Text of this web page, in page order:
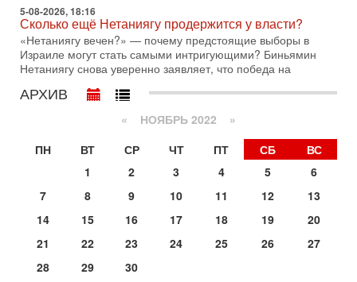
Иран доведет Трампа до крайних мер? Разбор и
оценка от военного обозревателя Давида Шарпа
Ситуация вокруг противостояния Ирана и США накаляется
с каждым днем. Почему Трамп в самый последний момент
отменил решение о нанесении тяжелых ударов
30-07-2026, 16:54
Покупатель авиакомпании «Аркия» намерен
запретить полеты по субботам!
Вокруг возможной продажи авиакомпании «Аркия»
разгорается громкий конфликт.
30-07-2026, 08:16
Трамп готовит удар по Ирану - НОВОСТИ 30/07/2026
возможность масштабной военной операции против Ирана
после ракетной атаки на американскую базу в
Трамп взбешен атакой на базы! Иран играет с огнем.
5-08-2026, 18:16
Сколько ещё Нетаниягу продержится у власти?
«Нетаниягу вечен?» — почему предстоящие выборы в
Израиле могут стать самыми интригующими? Биньямин
Нетаниягу снова уверенно заявляет, что победа на
АРХИВ
« НОЯБРЬ 2022 »
ПН
ВТ СР ЧТ ПТ СБ
ВС
1
2 3 4 5
6
7
8 9 10 11 12
13
14
15 16 17 18 19
20
21
22 23 24 25 26
27
28
29 30